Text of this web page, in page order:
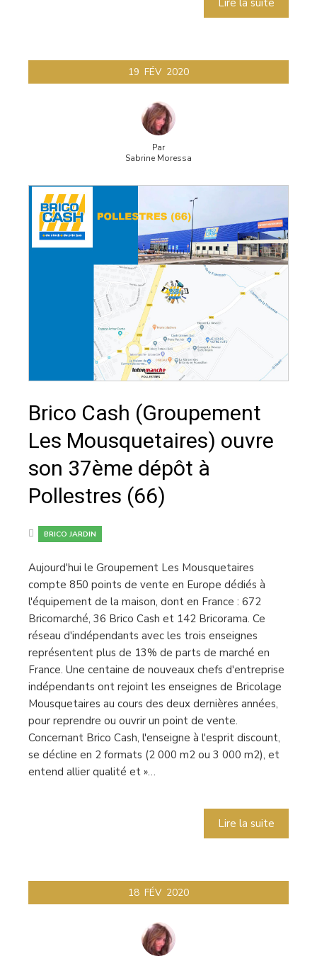
Lire la suite
19 FÉV 2020
Par
Sabrine Moressa
Brico Cash (Groupement
Les Mousquetaires) ouvre
son 37ème dépôt à
Pollestres (66)
BRICO JARDIN
Aujourd'hui le Groupement Les Mousquetaires
compte 850 points de vente en Europe dédiés à
l'équipement de la maison, dont en France : 672
Bricomarché, 36 Brico Cash et 142 Bricorama. Ce
réseau d'indépendants avec les trois enseignes
représentent plus de 13% de parts de marché en
France. Une centaine de nouveaux chefs d'entreprise
indépendants ont rejoint les enseignes de Bricolage
Mousquetaires au cours des deux dernières années,
pour reprendre ou ouvrir un point de vente.
Concernant Brico Cash, l'enseigne à l'esprit discount,
se décline en 2 formats (2 000 m2 ou 3 000 m2), et
entend allier qualité et »…
Lire la suite
18 FÉV 2020